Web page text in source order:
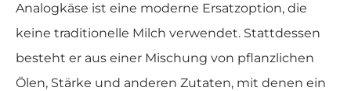
Analogkäse ist eine moderne Ersatzoption, die
keine traditionelle Milch verwendet. Stattdessen
besteht er aus einer Mischung von pflanzlichen
Ölen, Stärke und anderen Zutaten, mit denen ein